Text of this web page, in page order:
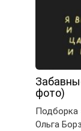
фото)
Подборка
Ольга